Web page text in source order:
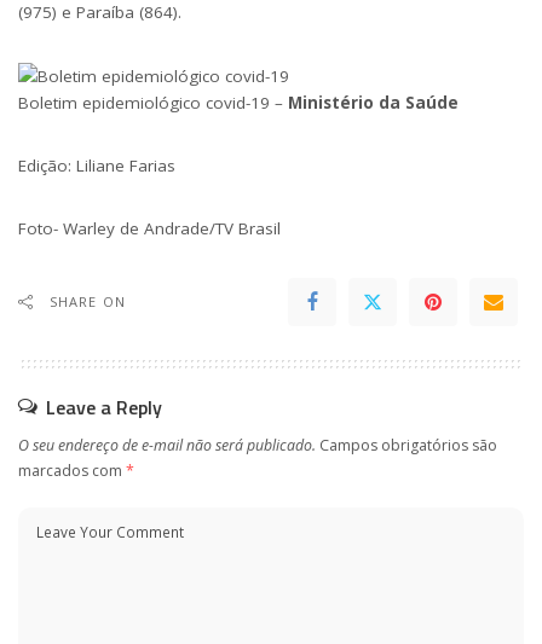
(975) e Paraíba (864).
Boletim epidemiológico covid-19 – Ministério da Saúde
Edição: Liliane Farias
Foto- Warley de Andrade/TV Brasil
SHARE ON
Leave a Reply
O seu endereço de e-mail não será publicado. Campos obrigatórios são
marcados com *